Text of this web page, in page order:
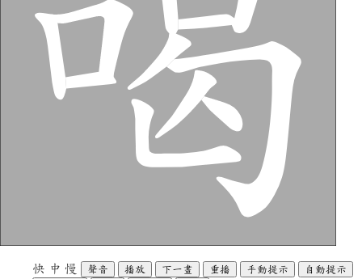
快 中 慢 聲音 播放 下一畫 重播 手動提示 自動提示